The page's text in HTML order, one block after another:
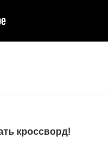
кроссворд!